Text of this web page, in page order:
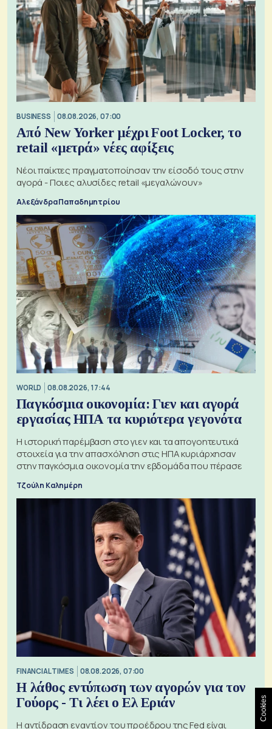
BUSINESS 08.08.2026, 07:00
Από New Yorker μέχρι Foot Locker, το
retail «μετρά» νέες αφίξεις
Νέοι παίκτες πραγματοποίησαν την είσοδό τους στην
αγορά - Ποιες αλυσίδες retail «μεγαλώνουν»
Αλεξάνδρα Παπαδημητρίου
WORLD 08.08.2026, 17:44
Παγκόσμια οικονομία: Γιεν και αγορά
εργασίας ΗΠΑ τα κυριότερα γεγονότα
Η ιστορική παρέμβαση στο γιεν και τα απογοητευτικά
στοιχεία για την απασχόληση στις ΗΠΑ κυριάρχησαν
στην παγκόσμια οικονομία την εβδομάδα που πέρασε
Τζούλη Καλημέρη
FINANCIAL TIMES 08.08.2026, 07:00
Η λάθος εντύπωση των αγορών για τον
Γούορς - Τι λέει ο Ελ Εριάν
Η αντίδραση εναντίον του προέδρου της Fed είναι
Cookies